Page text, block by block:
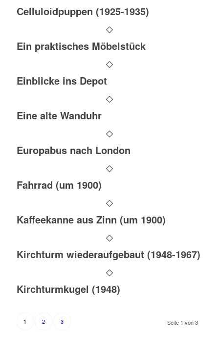
Celluloidpuppen (1925-1935)
Ein praktisches Möbelstück
Einblicke ins Depot
Eine alte Wanduhr
Europabus nach London
Fahrrad (um 1900)
Kaffeekanne aus Zinn (um 1900)
Kirchturm wiederaufgebaut (1948-1967)
Kirchturmkugel (1948)
Seite 1 von 3
1 2 3